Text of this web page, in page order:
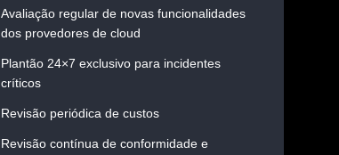
Avaliação regular de novas funcionalidades
dos provedores de cloud
Plantão 24×7 exclusivo para incidentes
críticos
Revisão periódica de custos
Revisão contínua de conformidade e